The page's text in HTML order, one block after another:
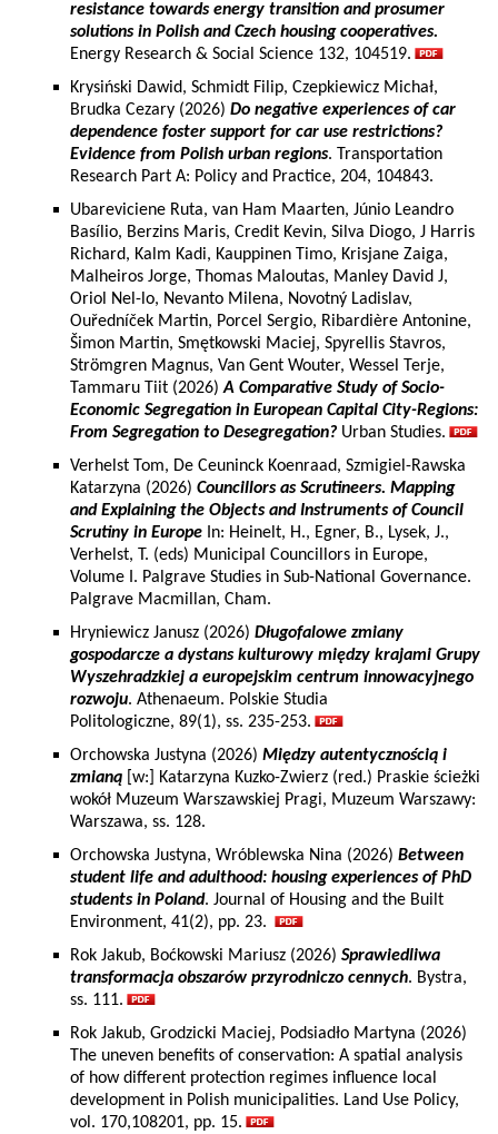
resistance towards energy transition and prosumer
solutions in Polish and Czech housing cooperatives.
Energy Research & Social Science 132, 104519.
Krysiński Dawid, Schmidt Filip, Czepkiewicz Michał,
Brudka Cezary (2026) Do negative experiences of car
dependence foster support for car use restrictions?
Evidence from Polish urban regions. Transportation
Research Part A: Policy and Practice, 204, 104843.
Ubareviciene Ruta, van Ham Maarten, Júnio Leandro
Basílio, Berzins Maris, Credit Kevin, Silva Diogo, J Harris
Richard, Kalm Kadi, Kauppinen Timo, Krisjane Zaiga,
Malheiros Jorge, Thomas Maloutas, Manley David J,
Oriol Nel-lo, Nevanto Milena, Novotný Ladislav,
Ouředníček Martin, Porcel Sergio, Ribardière Antonine,
Šimon Martin, Smętkowski Maciej, Spyrellis Stavros,
Strömgren Magnus, Van Gent Wouter, Wessel Terje,
Tammaru Tiit (2026)A Comparative Study of Socio-
Economic Segregation in European Capital City-Regions:
From Segregation to Desegregation? Urban Studies.
Verhelst Tom, De Ceuninck Koenraad, Szmigiel-Rawska
Katarzyna (2026) Councillors as Scrutineers. Mapping
and Explaining the Objects and Instruments of Council
Scrutiny in Europe In: Heinelt, H., Egner, B., Lysek, J.,
Verhelst, T. (eds) Municipal Councillors in Europe,
Volume I. Palgrave Studies in Sub-National Governance.
Palgrave Macmillan, Cham.
Hryniewicz Janusz (2026) Długofalowe zmiany
gospodarcze a dystans kulturowy między krajami Grupy
Wyszehradzkiej a europejskim centrum innowacyjnego
rozwoju. Athenaeum. Polskie Studia
Politologiczne, 89(1), ss. 235-253.
Orchowska Justyna (2026) Między autentycznością i
zmianą [w:] Katarzyna Kuzko-Zwierz (red.) Praskie ścieżki
wokół Muzeum Warszawskiej Pragi, Muzeum Warszawy:
Warszawa, ss. 128.
Orchowska Justyna, Wróblewska Nina (2026) Between
student life and adulthood: housing experiences of PhD
students in Poland. Journal of Housing and the Built
Environment, 41(2), pp. 23.
Rok Jakub, Boćkowski Mariusz (2026) Sprawiedliwa
transformacja obszarów przyrodniczo cennych. Bystra,
ss. 111.
Rok Jakub, Grodzicki Maciej, Podsiadło Martyna (2026)
The uneven benefits of conservation: A spatial analysis
of how different protection regimes influence local
development in Polish municipalities. Land Use Policy,
vol. 170,108201, pp. 15.